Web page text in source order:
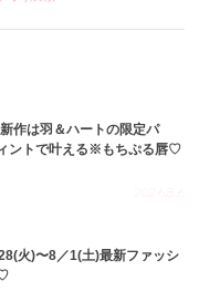
作は羽＆ハートの限定パ
ントで叶える※もちぷる唇♡
火)〜8／1(土)最新ファッシ